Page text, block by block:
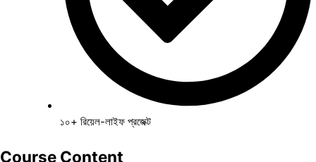
১০+ রিয়েল-লাইফ প্রজেক্ট
Course Content